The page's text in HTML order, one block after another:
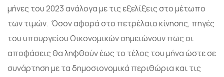
μήνες του 2023 ανάλογα με τις εξελίξεις στο μέτωπο
των τιμών. Όσον αφορά στο πετρέλαιο κίνησης, πηγές
του υπουργείου Οικονομικών σημειώνουν πως οι
αποφάσεις θα ληφθούν έως το τέλος του μήνα ώστε σε
συνάρτηση με τα δημοσιονομικά περιθώρια και τις